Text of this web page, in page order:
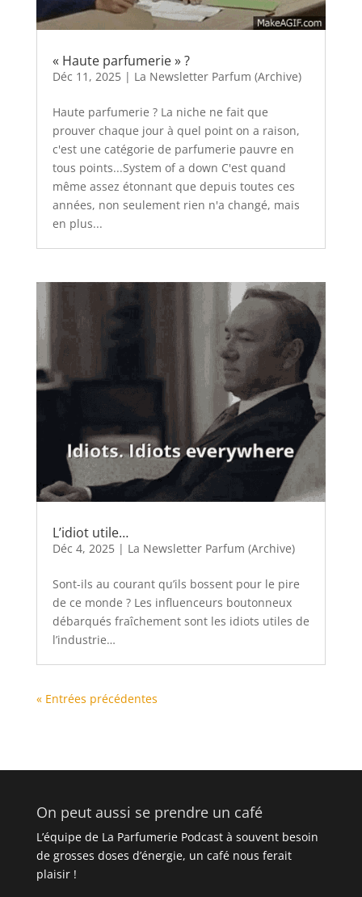
« Haute parfumerie » ?
Déc 11, 2025| La Newsletter Parfum (Archive)
Haute parfumerie ? La niche ne fait que
prouver chaque jour à quel point on a raison,
c'est une catégorie de parfumerie pauvre en
tous points...System of a down C'est quand
même assez étonnant que depuis toutes ces
années, non seulement rien n'a changé, mais
en plus...
L’idiot utile…
Déc 4, 2025| La Newsletter Parfum (Archive)
Sont-ils au courant qu’ils bossent pour le pire
de ce monde ? Les influenceurs boutonneux
débarqués fraîchement sont les idiots utiles de
l’industrie…
« Entrées précédentes
On peut aussi se prendre un café
L’équipe de La Parfumerie Podcast à souvent besoin
de grosses doses d’énergie, un café nous ferait
plaisir !